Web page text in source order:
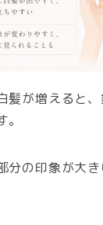
髪が増えると
分の印象が大